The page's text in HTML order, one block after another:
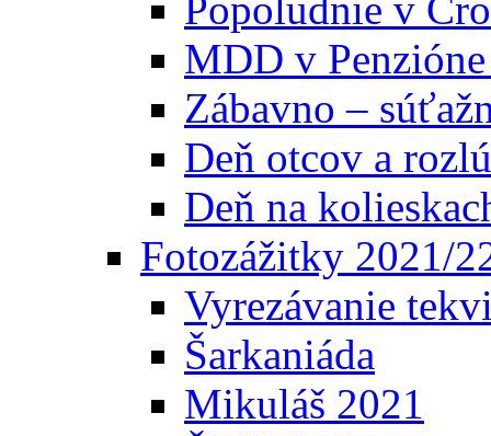
MDD v
Zábavno –
Deň otcov a
Deň na
Fotozážitky 2021/
Vyrezávanie
Šarkaniáda
Mikuláš 2021